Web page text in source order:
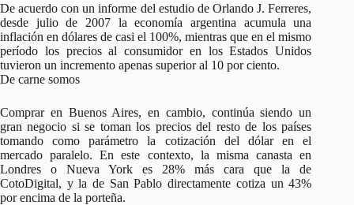
De acuerdo con un informe del estudio de Orlando J. Ferreres,
desde julio de 2007 la economía argentina acumula una
inflación en dólares de casi el 100%, mientras que en el mismo
período los precios al consumidor en los Estados Unidos
tuvieron un incremento apenas superior al 10 por ciento.
De carne somos
Comprar en Buenos Aires, en cambio, continúa siendo un
gran negocio si se toman los precios del resto de los países
tomando como parámetro la cotización del dólar en el
mercado paralelo. En este contexto, la misma canasta en
Londres o Nueva York es 28% más cara que la de
CotoDigital, y la de San Pablo directamente cotiza un 43%
por encima de la porteña.